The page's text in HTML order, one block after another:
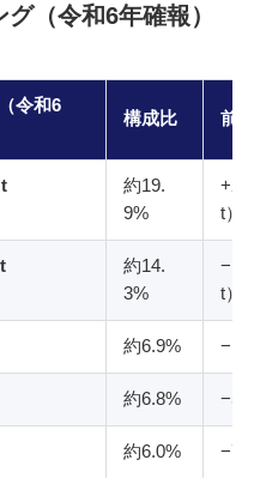
（令和6年確報）
令和6
構成比 前
約19.
9%
t）
約14.
3%
t）
約6.9%
約6.8%
約6.0%